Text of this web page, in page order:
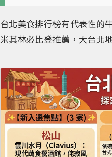
台北美食排行榜有代表性的
米其林必比登推薦，大台北